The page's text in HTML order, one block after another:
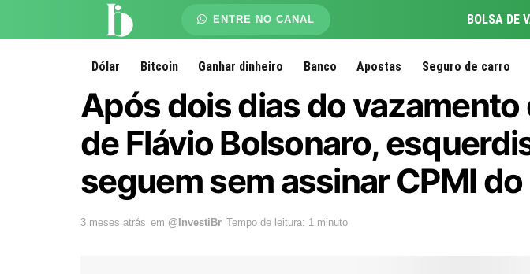
ENTRE NO CANAL BOLSA DE
Dólar Bitcoin Ganhar dinheiro Banco Apostas Seguro de carro
Após dois dias do vazamento
de Flávio Bolsonaro,
seguem sem assinar CPMI
3 meses atrás em @InvestiBr Tempo de leitura: 1 minuto